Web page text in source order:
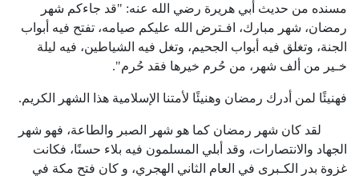
مسنده من حديث أبي هريرة رضي الله عنه: "قد جاءكم شهر
رمضان، شهر مبارك، افـترض الله عليكم صيامه، تفتح فيه أبواب
الجنة، وتغلق فيه أبواب الجحيم، وتغل فيه الشياطين، فيه ليلة
خـير من ألف شهر، من حُرم خيرها فقد حُرم".
فهنيئًا لمن أدرك رمضان وهنيئًا لأمتنا الإسلامية هذا الشهر الكريم.
لقد كان شهر رمضان كما هو شهر الصبر والطاعة، فهو شهر
الجهاد والانتصارات، وقد أبلي المسلمون فيه بلاء حسنًا، فكانت
غزوة بدر الكـبرى في العام الثاني الهجري، و كان فتح مكة في